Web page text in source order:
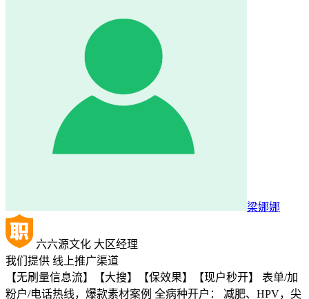
梁娜娜
六六源文化 大区经理
我们提供 线上推广渠道
【无刷量信息流】【大搜】【保效果】【现户秒开】 表单/加
粉户/电话热线，爆款素材案例 全病种开户： 减肥、HPV，尖